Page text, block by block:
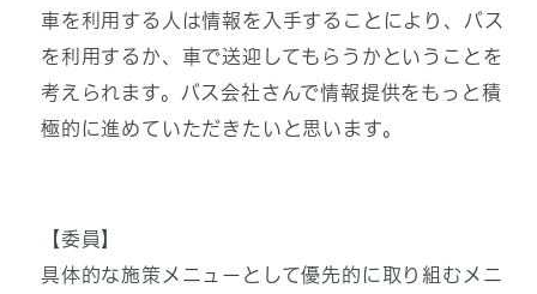
車を利用する人は情報を入手することにより、バス
を利用するか、車で送迎してもらうかということを
考えられます。バス会社さんで情報提供をもっと積
極的に進めていただきたいと思います。
【委員】
具体的な施策メニューとして優先的に取り組むメニ